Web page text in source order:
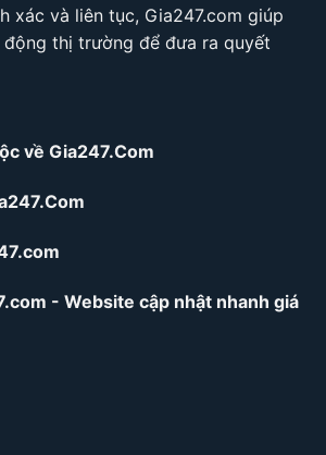
xác và liên tục, Gia247.com giúp
động thị trường để đưa ra quyết
về Gia247.Com
- Website cập nhật nhanh giá